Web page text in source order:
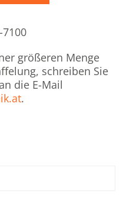
7100
größeren Menge
schreiben Sie
die E-Mail
.